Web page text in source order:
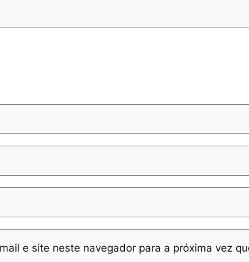
e site neste navegador para a próxima vez